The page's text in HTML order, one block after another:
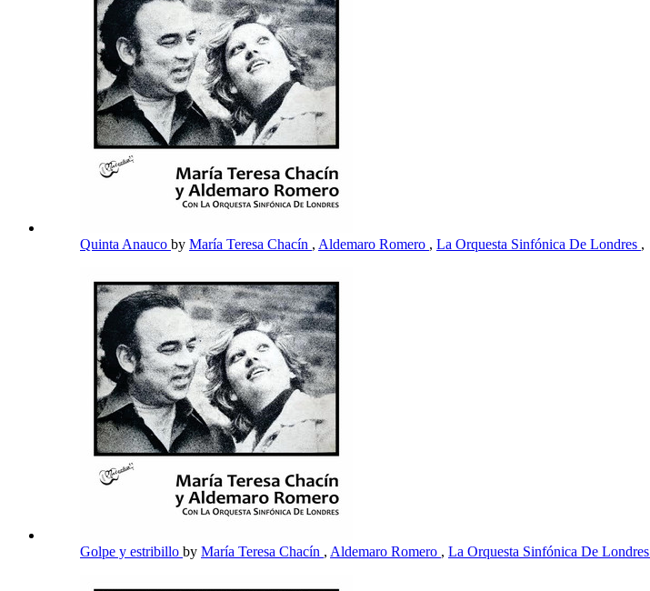
Quinta Anauco by María Teresa Chacín , Aldemaro Romero , La Orquesta Sinfónica De Londres ,
Golpe y estribillo by María Teresa Chacín , Aldemaro Romero , La Orquesta Sinfónica De Londres